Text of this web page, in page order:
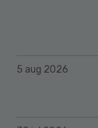
5 aug 2026